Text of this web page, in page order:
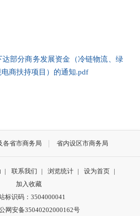
部分商务发展资金（冷链物流、绿
商扶持项目）的通知.pdf
各省市商务局 省内设区市商务局
| 联系我们 | 浏览统计 | 设为首页 |
加入收藏
标识码：3504000041
网安备35040202000162号